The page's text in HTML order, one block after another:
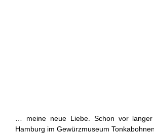
… meine neue Liebe. Schon vor
Hamburg im Gewürzmuseum